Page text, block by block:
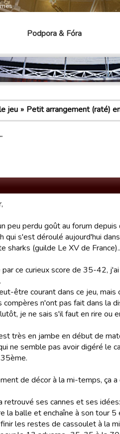
Podpora & Fóra
jeu Petit arrangement (raté)
peu perdu goût au forum
qui s'est déroulé aujourd'hui
sharks (guilde Le XV de
par ce curieux score de 35-42,
être courant dans ce jeu,
compères n'ont pas fait dans la
je ne sais s'il faut en rire ou
très en jambe en début de
ne semble pas avoir digéré le
de décor à la mi-temps, ça
retrouvé ses cannes et ses
la balle et enchaîne à son tour
les restes de cassoulet à la